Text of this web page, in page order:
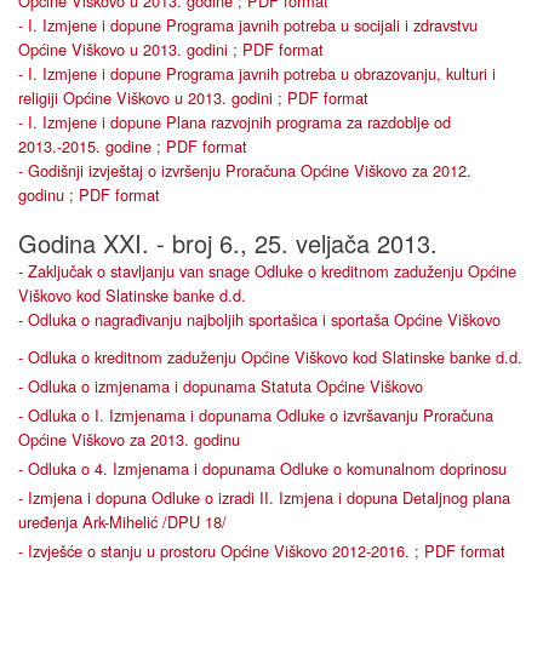
- I. Izmjene i dopune Programa javnih potreba u socijali i zdravstvu
Općine Viškovo u 2013. godini ; PDF format
- I. Izmjene i dopune Programa javnih potreba u obrazovanju, kulturi i
religiji Općine Viškovo u 2013. godini ; PDF format
- I. Izmjene i dopune Plana razvojnih programa za razdoblje od
2013.-2015. godine ; PDF format
- Godišnji izvještaj o izvršenju Proračuna Općine Viškovo za 2012.
godinu ; PDF format
Godina XXI. - broj 6., 25. veljača 2013.
- Zaključak o stavljanju van snage Odluke o kreditnom zaduženju Općine
Viškovo kod Slatinske banke d.d.
- Odluka o nagrađivanju najboljih sportašica i sportaša Općine Viškovo
- Odluka o kreditnom zaduženju Općine Viškovo kod Slatinske banke d.d.
- Odluka o izmjenama i dopunama Statuta Općine Viškovo
- Odluka o I. Izmjenama i dopunama Odluke o izvršavanju Proračuna
Općine Viškovo za 2013. godinu
- Odluka o 4. Izmjenama i dopunama Odluke o komunalnom doprinosu
- Izmjena i dopuna Odluke o izradi II. Izmjena i dopuna Detaljnog plana
uređenja Ark-Mihelić /DPU 18/
- Izvješće o stanju u prostoru Općine Viškovo 2012-2016. ; PDF format